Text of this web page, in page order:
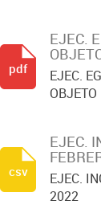
EJEC.
EJEC.
pdf
EJEC.
EJEC.
2022
csv